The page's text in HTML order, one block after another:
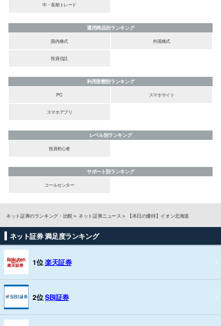
中・長期トレード
運用商品別ランキング
国内株式
外国株式
投資信託
利用形態別ランキング
PC
スマホサイト
スマホアプリ
レベル別ランキング
投資初心者
サポート別ランキング
コールセンター
ネット証券のランキング・比較 ネット証券ニュース 【本日の優待】イオン北海道
ネット証券 満足度ランキング
1位楽天証券
2位SBI証券